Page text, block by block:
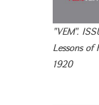
"VEM".
Lessons
1920